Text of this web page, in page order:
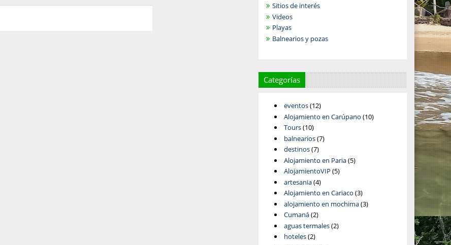
Sitios de interés
Videos
Playas
Balnearios y pozas
Categorías
eventos(12)
Alojamiento en Carúpano (10)
Tours(10)
balnearios(7)
destinos(7)
Alojamiento en Paria(5)
AlojamientoVIP (5)
artesania(4)
Alojamiento en Cariaco (3)
alojamiento en mochima(3)
Cumaná(2)
aguas termales(2)
hoteles(2)